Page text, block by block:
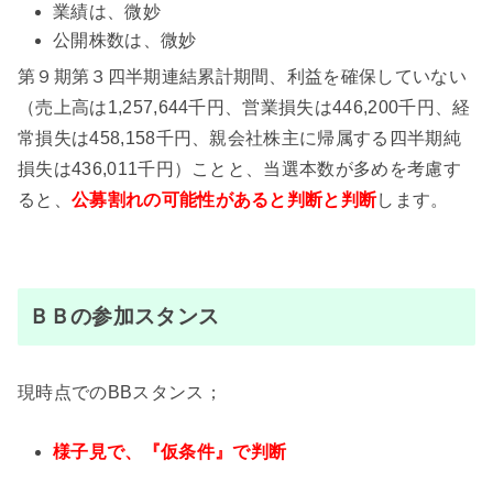
業績は、微妙
公開株数は、微妙
第９期第３四半期連結累計期間、利益を確保していない
（売上高は1,257,644千円、営業損失は446,200千円、経
常損失は458,158千円、親会社株主に帰属する四半期純
損失は436,011千円）ことと、当選本数が多めを考慮す
ると、 公募割れの可能性があると判断と判断します。
ＢＢの参加スタンス
現時点でのBBスタンス；
様子見で、『仮条件』で判断